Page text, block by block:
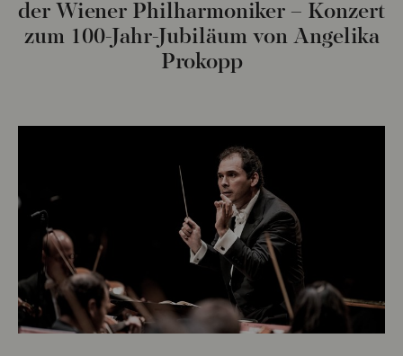
der Wiener Philharmoniker – Konzert
zum 100-Jahr-Jubiläum von Angelika
Prokopp